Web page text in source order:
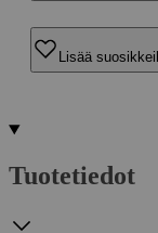
Lisää
Tuotetiedot